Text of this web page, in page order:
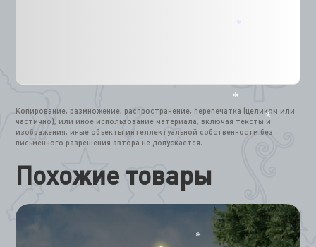
Копирование, размножение, распространение, перепечатка (целиком или
частично), или иное использование материала, включая тексты и
изображения, иные объекты интеллектуальной собственности без
письменного разрешения автора не допускается.
Похожие товары
*
*